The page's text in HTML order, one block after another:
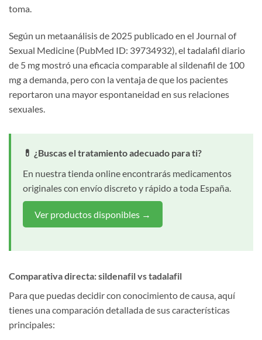
toma.
Según un metaanálisis de 2025 publicado en el Journal of
Sexual Medicine (PubMed ID: 39734932), el tadalafil diario
de 5 mg mostró una eficacia comparable al sildenafil de 100
mg a demanda, pero con la ventaja de que los pacientes
reportaron una mayor espontaneidad en sus relaciones
sexuales.
💊 ¿Buscas el tratamiento adecuado para ti?
En nuestra tienda online encontrarás medicamentos
originales con envío discreto y rápido a toda España.
Ver productos disponibles →
Comparativa directa: sildenafil vs tadalafil
Para que puedas decidir con conocimiento de causa, aquí
tienes una comparación detallada de sus características
principales: